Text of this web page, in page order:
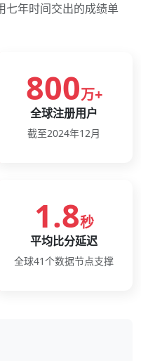
年时间交出的成绩单
800万+
全球注册用户
截至2024年12月
1.8秒
平均比分延迟
全球41个数据节点支撑